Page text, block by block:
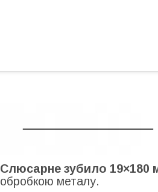
Слюсарне зубило 19×180
обробкою металу.